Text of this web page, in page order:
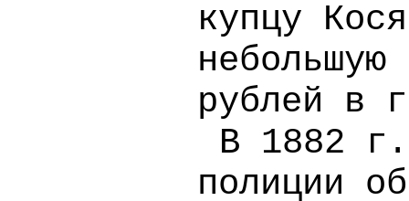
купцу
рублей в
В 1882 г.
полиции